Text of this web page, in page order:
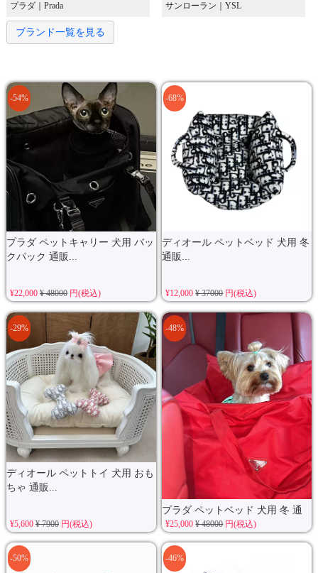
プラダ｜Prada サンローラン｜YSL
ブランド一覧を見る
プラダ ペットキャリー 犬用 バッ
クパック 通販...
-54%
¥22,000 ¥ 48000円(税込)
ディオール ペットベッド 犬用 冬
通販...
-68%
¥12,000¥ 37000円(税込)
ディオール ペットトイ 犬用 おも
ちゃ 通販...
-29%
¥5,600 ¥ 7900円(税込)
プラダ ペットベッド 犬用 冬 通
販...
-48%
¥25,000¥ 48000円(税込)
-50% -46%